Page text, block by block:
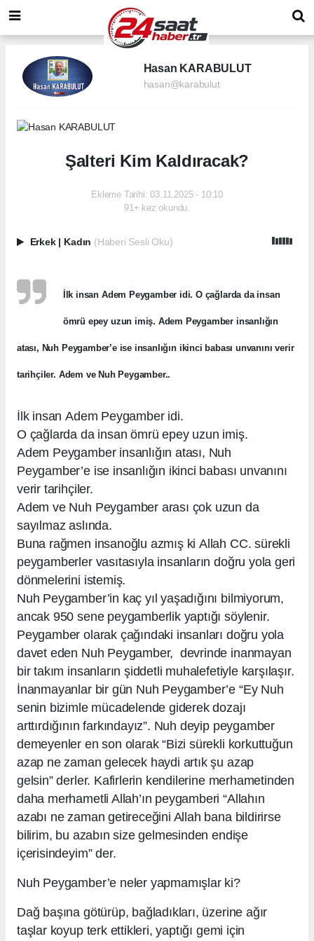
Hasan KARABULUT
hasan@karabulut
Şalteri Kim Kaldıracak?
Ekleme Tarihi: 03.11.2025 - 10:10
91+ kez okundu.
Erkek Kadın (Haberi Sesli Oku)
İlk insan Adem Peygamber idi. O çağlarda da insan
ömrü epey uzun imiş. Adem Peygamber insanlığın
atası, Nuh Peygamber’e ise insanlığın ikinci babası unvanını verir
tarihçiler. Adem ve Nuh Peygamber..
İlk insan Adem Peygamber idi.
O çağlarda da insan ömrü epey uzun imiş.
Adem Peygamber insanlığın atası, Nuh
Peygamber’e ise insanlığın ikinci babası unvanını
verir tarihçiler.
Adem ve Nuh Peygamber arası çok uzun da
sayılmaz aslında.
Buna rağmen insanoğlu azmış ki Allah CC. sürekli
peygamberler vasıtasıyla insanların doğru yola geri
dönmelerini istemiş.
Nuh Peygamber’in kaç yıl yaşadığını bilmiyorum,
ancak 950 sene peygamberlik yaptığı söylenir.
Peygamber olarak çağındaki insanları doğru yola
davet eden Nuh Peygamber, devrinde inanmayan
bir takım insanların şiddetli muhalefetiyle karşılaşır.
İnanmayanlar bir gün Nuh Peygamber’e “Ey Nuh
senin bizimle mücadelende giderek dozajı
arttırdığının farkındayız”. Nuh deyip peygamber
demeyenler en son olarak “Bizi sürekli korkuttuğun
azap ne zaman gelecek haydi artık şu azap
gelsin” derler. Kafirlerin kendilerine merhametinden
daha merhametli Allah’ın peygamberi “Allahın
azabı ne zaman getireceğini Allah bana bildirirse
bilirim, bu azabın size gelmesinden endişe
içerisindeyim” der.
Nuh Peygamber’e neler yapmamışlar ki?
Dağ başına götürüp, bağladıkları, üzerine ağır
taşlar koyup terk ettikleri, yaptığı gemi için